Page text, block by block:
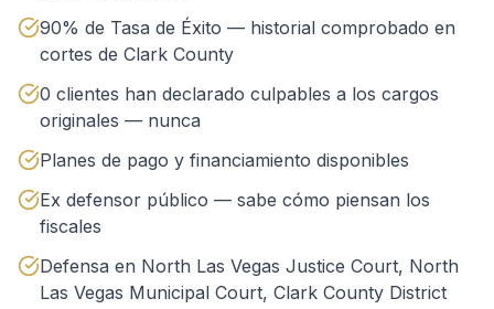
90% de Tasa de Éxito — historial comprobado en
cortes de Clark County
0 clientes han declarado culpables a los cargos
originales — nunca
Planes de pago y financiamiento disponibles
Ex defensor público — sabe cómo piensan los
fiscales
Defensa en North Las Vegas Justice Court, North
Las Vegas Municipal Court, Clark County District